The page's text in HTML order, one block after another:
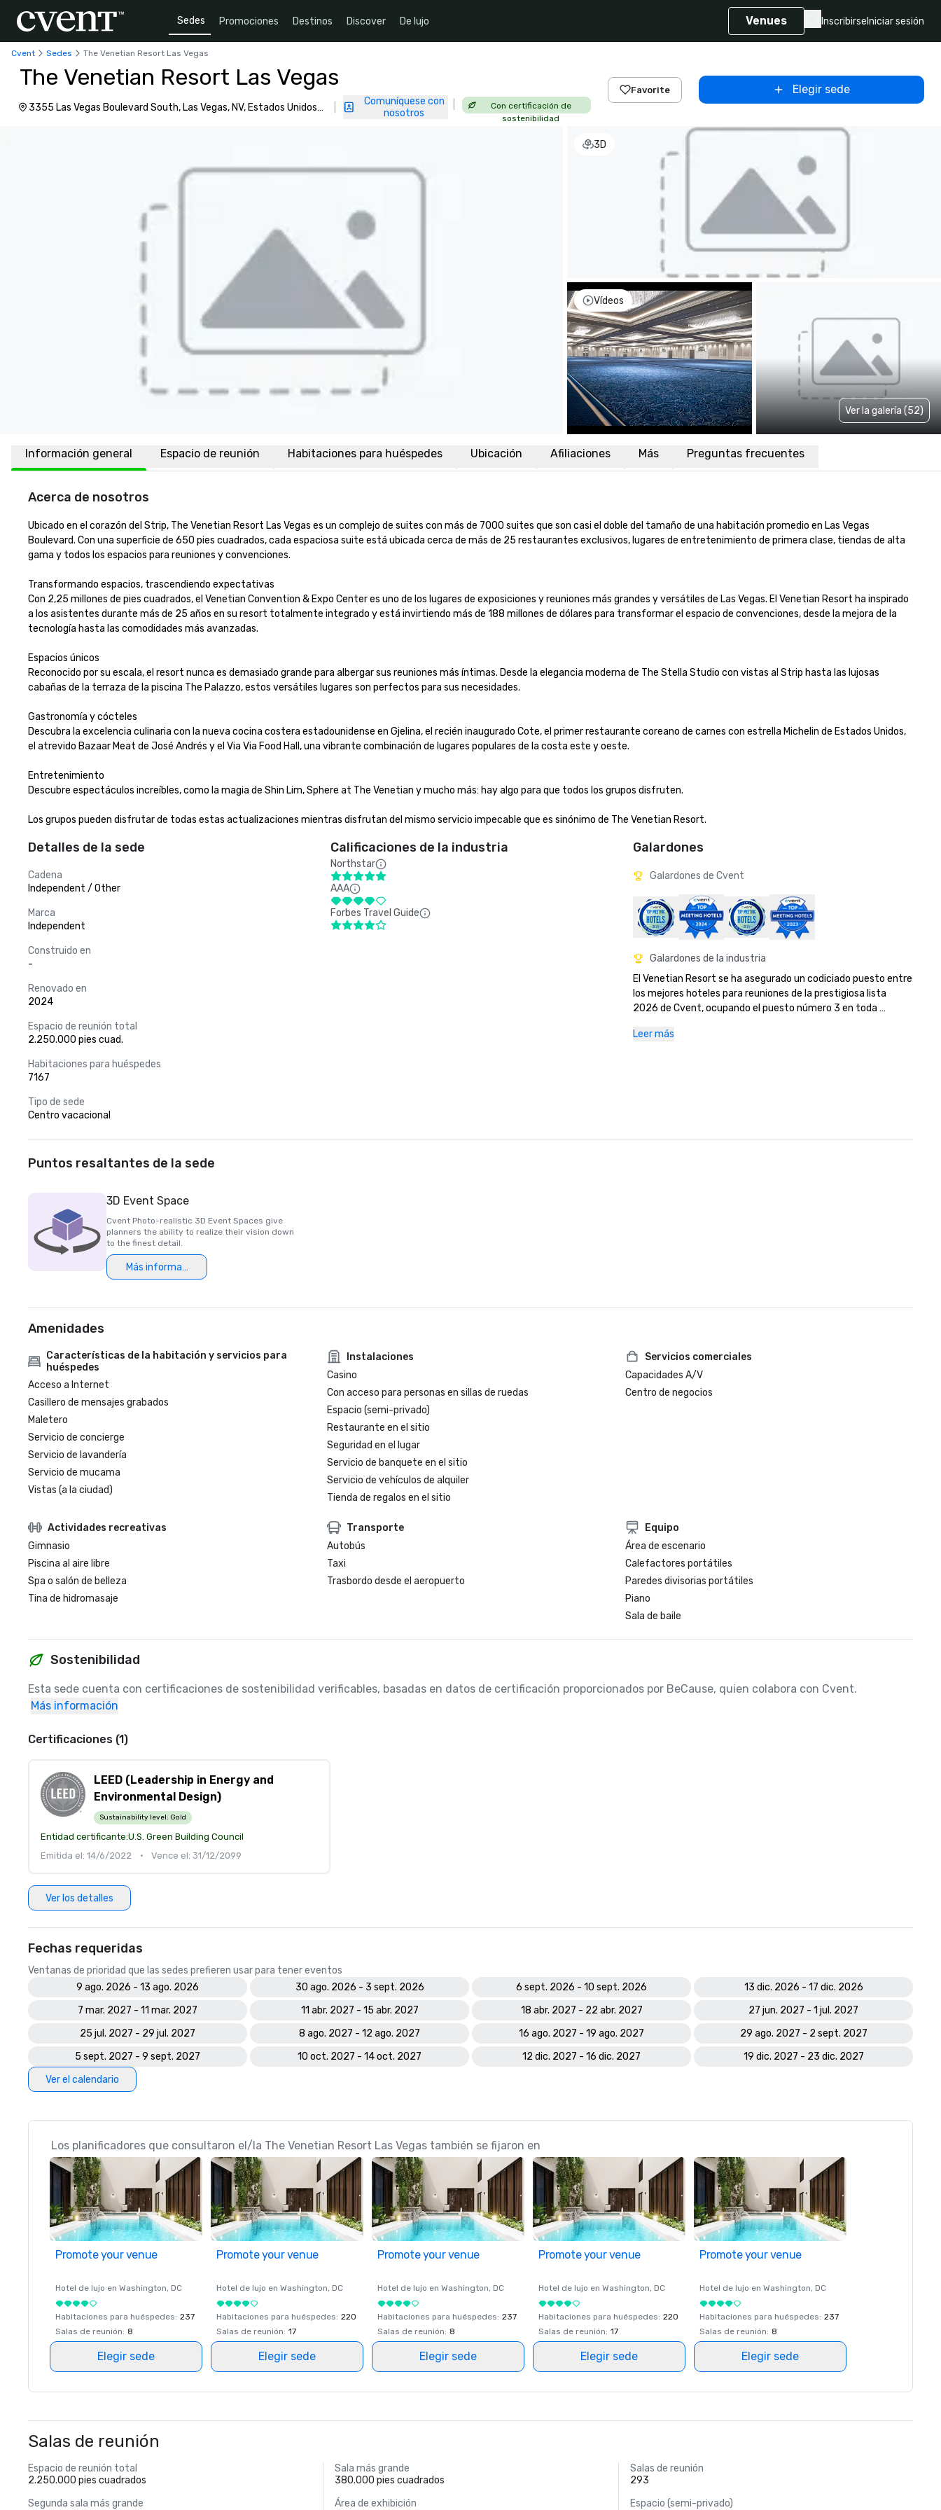
Sedes Promociones Destinos Discover De lujo Venues Inscribirse Iniciar sesión
Cvent Sedes The Venetian Resort Las Vegas
The Venetian Resort Las Vegas
3355 Las Vegas Boulevard South, Las Vegas, NV, Estados Unidos
Comuníquese con
nosotros
Con certificación de
sostenibilidad
Favorite Elegir sede
3D
Vídeos
Ver la galería (52)
Información general Espacio de reunión Habitaciones para huéspedes Ubicación Afiliaciones Más Preguntas frecuentes
Acerca de nosotros
Ubicado en el corazón del Strip, The Venetian Resort Las Vegas es un complejo de suites con más de 7000 suites que son casi el doble del tamaño de una habitación promedio en Las Vegas
Boulevard. Con una superficie de 650 pies cuadrados, cada espaciosa suite está ubicada cerca de más de 25 restaurantes exclusivos, lugares de entretenimiento de primera clase, tiendas de alta
gama y todos los espacios para reuniones y convenciones.
Transformando espacios, trascendiendo expectativas
Con 2,25 millones de pies cuadrados, el Venetian Convention & Expo Center es uno de los lugares de exposiciones y reuniones más grandes y versátiles de Las Vegas. El Venetian Resort ha inspirado
a los asistentes durante más de 25 años en su resort totalmente integrado y está invirtiendo más de 188 millones de dólares para transformar el espacio de convenciones, desde la mejora de la
tecnología hasta las comodidades más avanzadas.
Espacios únicos
Reconocido por su escala, el resort nunca es demasiado grande para albergar sus reuniones más íntimas. Desde la elegancia moderna de The Stella Studio con vistas al Strip hasta las lujosas
cabañas de la terraza de la piscina The Palazzo, estos versátiles lugares son perfectos para sus necesidades.
Gastronomía y cócteles
Descubra la excelencia culinaria con la nueva cocina costera estadounidense en Gjelina, el recién inaugurado Cote, el primer restaurante coreano de carnes con estrella Michelin de Estados Unidos,
el atrevido Bazaar Meat de José Andrés y el Via Via Food Hall, una vibrante combinación de lugares populares de la costa este y oeste.
Entretenimiento
Descubre espectáculos increíbles, como la magia de Shin Lim, Sphere at The Venetian y mucho más: hay algo para que todos los grupos disfruten.
Los grupos pueden disfrutar de todas estas actualizaciones mientras disfrutan del mismo servicio impecable que es sinónimo de The Venetian Resort.
Detalles de la sede
Cadena
Independent / Other
Marca
Independent
Construido en
-
Renovado en
2024
Espacio de reunión total
2.250.000 pies cuad.
Habitaciones para huéspedes
7167
Tipo de sede
Centro vacacional
Calificaciones de la industria
Northstar
AAA
Forbes Travel Guide
Galardones
Galardones de Cvent
Galardones de la industria
El Venetian Resort se ha asegurado un codiciado puesto entre
los mejores hoteles para reuniones de la prestigiosa lista
2026 de Cvent, ocupando el puesto número 3 en toda
turísticos que tienen
Leer más
Puntos resaltantes de la sede
3D Event Space
Cvent Photo-realistic 3D Event Spaces give
planners the ability to realize their vision down
to the finest detail.
Más información
Amenidades
Características de la habitación y servicios para
huéspedes
Acceso a Internet
Casillero de mensajes grabados
Maletero
Servicio de concierge
Servicio de lavandería
Servicio de mucama
Vistas (a la ciudad)
Instalaciones
Casino
Con acceso para personas en sillas de ruedas
Espacio (semi-privado)
Restaurante en el sitio
Seguridad en el lugar
Servicio de banquete en el sitio
Servicio de vehículos de alquiler
Tienda de regalos en el sitio
Servicios comerciales
Capacidades A/V
Centro de negocios
Actividades recreativas
Gimnasio
Piscina al aire libre
Spa o salón de belleza
Tina de hidromasaje
Transporte
Autobús
Taxi
Trasbordo desde el aeropuerto
Equipo
Área de escenario
Calefactores portátiles
Paredes divisorias portátiles
Piano
Sala de baile
Sostenibilidad
Esta sede cuenta con certificaciones de sostenibilidad verificables, basadas en datos de certificación proporcionados por BeCause, quien colabora con Cvent.
Más información
Certificaciones (1)
LEED (Leadership in Energy and
Environmental Design)
Sustainability level: Gold
Entidad certificante:U.S. Green Building Council
Emitida el: 14/6/2022
• Vence el: 31/12/2099
Ver los detalles
Fechas requeridas
Ventanas de prioridad que las sedes prefieren usar para tener eventos
9 ago. 2026 - 13 ago. 2026
30 ago. 2026 - 3 sept. 2026 6 sept. 2026 - 10 sept. 2026
13 dic. 2026 - 17 dic. 2026
7 mar. 2027 - 11 mar. 2027
11 abr. 2027 - 15 abr. 2027 18 abr. 2027 - 22 abr. 2027
27 jun. 2027 - 1 jul. 2027
25 jul. 2027 - 29 jul. 2027
8 ago. 2027 - 12 ago. 2027 16 ago. 2027 - 19 ago. 2027
29 ago. 2027 - 2 sept. 2027
5 sept. 2027 - 9 sept. 2027
10 oct. 2027 - 14 oct. 2027 12 dic. 2027 - 16 dic. 2027
19 dic. 2027 - 23 dic. 2027
Ver el calendario
Los planificadores que consultaron el/la The Venetian Resort Las Vegas también se fijaron en
Promote your venue
Hotel de lujo en Washington, DC
Habitaciones para huéspedes: 237
Salas de reunión: 8
Elegir sede
Promote your venue
Hotel de lujo en Washington, DC
Habitaciones para huéspedes: 220
Salas de reunión: 17
Elegir sede
Promote your venue
Hotel de lujo en Washington, DC
Habitaciones para huéspedes: 237
Salas de reunión: 8
Elegir sede
Promote your venue
Hotel de lujo en Washington, DC
Habitaciones para huéspedes: 220
Salas de reunión: 17
Elegir sede
Promote your venue
Hotel de lujo en Washington, DC
Habitaciones para huéspedes: 237
Salas de reunión: 8
Elegir sede
Salas de reunión
Espacio de reunión total
2.250.000 pies cuadrados
Sala más grande
380.000 pies cuadrados
Salas de reunión
293
Segunda sala más grande
Área de exhibición
Espacio (semi-privado)